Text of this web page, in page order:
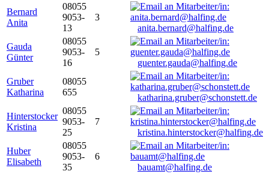
Bernard
Anita
08055
9053-
13
3
anita.bernard@halfing.de
Gauda
Günter
08055
9053-
16
5
guenter.gauda@halfing.de
Gruber
Katharina
08055
655
katharina.gruber@schonstett.de
Hinterstocker
Kristina
08055
9053-
25
7
kristina.hinterstocker@halfing.de
Huber
Elisabeth
08055
9053-
35
6
bauamt@halfing.de